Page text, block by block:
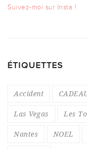
Suivez-moi sur Insta !
ÉTIQUETTES
Accident
Las Vegas Les
Nantes NOEL